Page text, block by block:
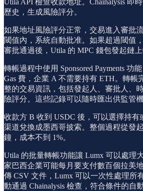
歷史，生成風險評分。
如果地址風險評分正常，交易進入審批
閾值內，系統自動批准。如果超過閾值
審批通過後，Utila 的 MPC 錢包發起鏈上
轉帳過程中使用 Sponsored Payments 功
Gas 費，企業 A 不需要持有 ETH。轉帳
整的交易資訊，包括發起人、審批人、
險評分。這些記錄可以隨時匯出供監管機
收款方 B 收到 USDC 後，可以選擇持有
渠道兌換成墨西哥披索。整個過程從發
鐘，成本不到 1%。
Utila 的批量轉帳功能讓 Lumx 可以處理
家巴西企業可能每月要支付數百個拉美
傳 CSV 文件，Lumx 可以一次性處理所
動通過 Chainalysis 檢查，符合條件的自